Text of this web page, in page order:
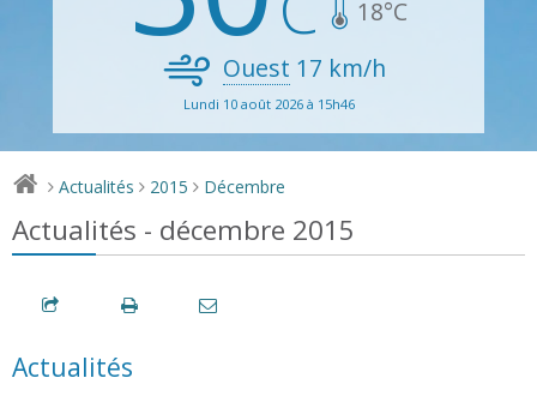
18°C
Ouest 17 km/h
Lundi 10 août 2026 à 15h46
> Actualités > 2015 > Décembre
Actualités - décembre 2015
Actualités